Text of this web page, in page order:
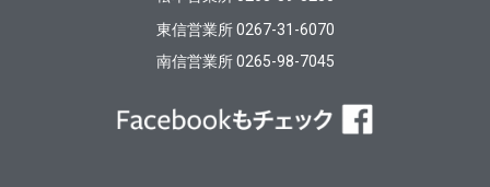
東信営業所 0267-31-6070
南信営業所 0265-98-7045